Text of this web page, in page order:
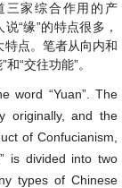
三家综合作用的产
“缘”的特点很多，
特点。笔者从向内和
“交往功能”。
word “Yuan”. The
originally, and the
of Confucianism,
is divided into two
types of Chinese